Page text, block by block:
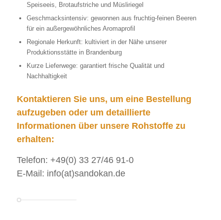
Speiseeis, Brotaufstriche und Müsliriegel
Geschmacksintensiv: gewonnen aus fruchtig-feinen Beeren
für ein außergewöhnliches Aromaprofil
Regionale Herkunft: kultiviert in der Nähe unserer
Produktionsstätte in Brandenburg
Kurze Lieferwege: garantiert frische Qualität und
Nachhaltigkeit
Kontaktieren Sie uns, um eine Bestellung
aufzugeben oder um detaillierte
Informationen über unsere Rohstoffe zu
erhalten:
Telefon: +49(0) 33 27/46 91-0
E-Mail: info(at)sandokan.de